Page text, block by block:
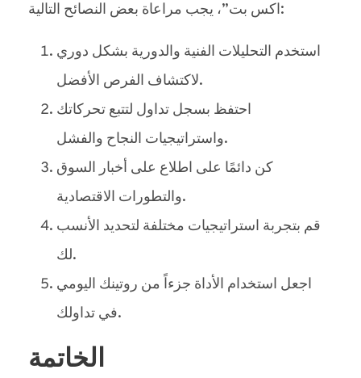
اكس بت”، يجب مراعاة بعض النصائح التالية:
استخدم التحليلات الفنية والدورية بشكل دوري
لاكتشاف الفرص الأفضل.
احتفظ بسجل تداول لتتبع تحركاتك
واستراتيجيات النجاح والفشل.
كن دائمًا على اطلاع على أخبار السوق
والتطورات الاقتصادية.
قم بتجربة استراتيجيات مختلفة لتحديد الأنسب
لك.
اجعل استخدام الأداة جزءاً من روتينك اليومي
في تداولك.
الخاتمة